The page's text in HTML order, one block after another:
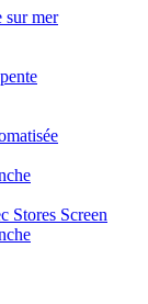
sur mer
Stores Screen